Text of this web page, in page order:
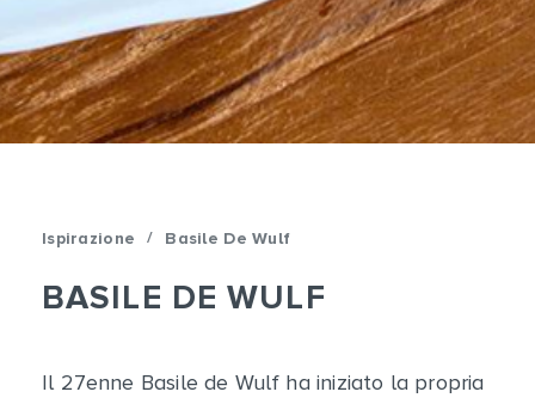
Ispirazione / Basile De Wulf
BASILE DE WULF
Il 27enne Basile de Wulf ha iniziato la propria